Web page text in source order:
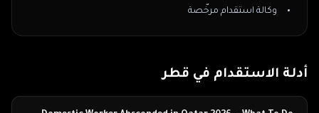
وكالة استقدام مرخّصة
أدلة الاستقدام في قطر